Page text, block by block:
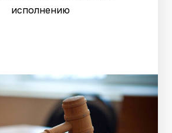
исполнению